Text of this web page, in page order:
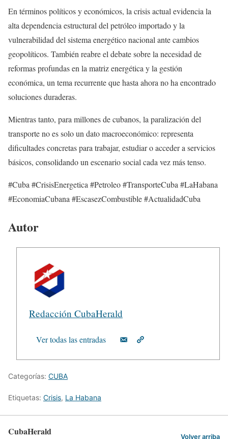
En términos políticos y económicos, la crisis actual evidencia la
alta dependencia estructural del petróleo importado y la
vulnerabilidad del sistema energético nacional ante cambios
geopolíticos. También reabre el debate sobre la necesidad de
reformas profundas en la matriz energética y la gestión
económica, un tema recurrente que hasta ahora no ha encontrado
soluciones duraderas.
Mientras tanto, para millones de cubanos, la paralización del
transporte no es solo un dato macroeconómico: representa
dificultades concretas para trabajar, estudiar o acceder a servicios
básicos, consolidando un escenario social cada vez más tenso.
#Cuba #CrisisEnergetica #Petroleo #TransporteCuba #LaHabana
#EconomiaCubana #EscasezCombustible #ActualidadCuba
Autor
Redacción CubaHerald
Ver todas las entradas
Categorías: CUBA
Etiquetas: Crisis, La Habana
CubaHerald Volver arriba